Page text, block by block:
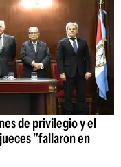
de privilegio y el
"fallaron en